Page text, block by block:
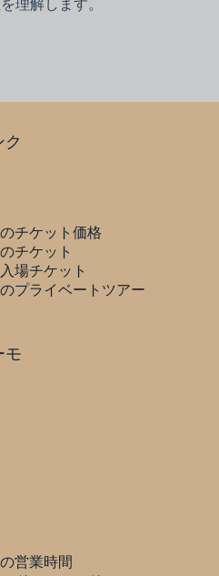
理解します。
チケット価格
チケット
場チケット
プライベートツアー
モ
営業時間